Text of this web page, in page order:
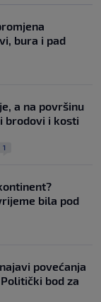
bura i pad
a na površinu
brodovi i kosti
1
bila pod
povećanja
bod za